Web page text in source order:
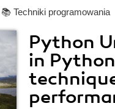
📚 Techniki programowania
Python
in